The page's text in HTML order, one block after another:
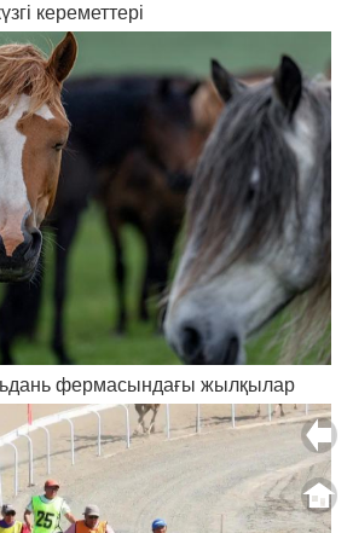
кереметтері
фермасындағы жылқылар